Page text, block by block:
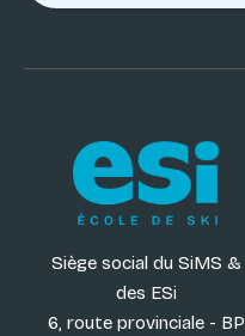
Siège social du SiMS &
des ESi
6, route provinciale - BP